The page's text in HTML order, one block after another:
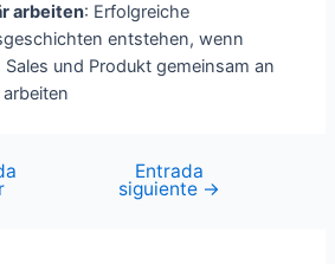
arbeiten: Erfolgreiche
entstehen, wenn
Sales und Produkt gemeinsam an
Entrada
siguiente →